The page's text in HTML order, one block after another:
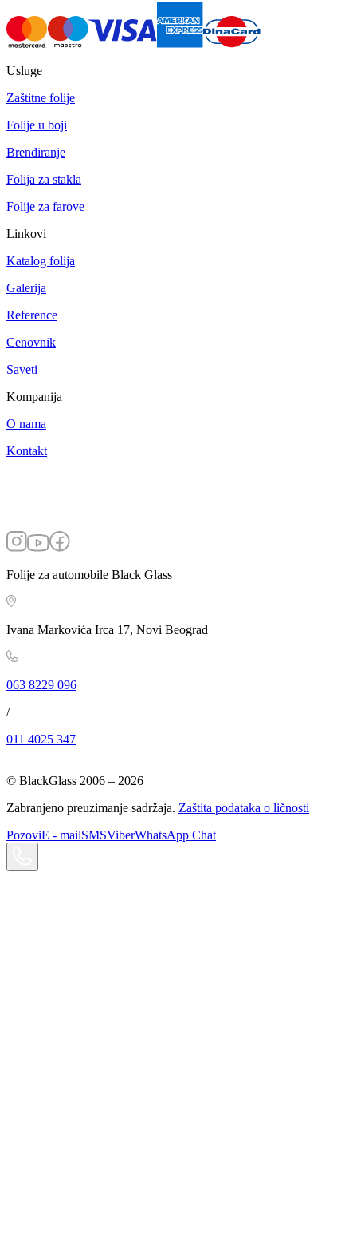
Usluge
Zaštitne folije
Folije u boji
Brendiranje
Folija za stakla
Folije za farove
Linkovi
Katalog folija
Galerija
Reference
Cenovnik
Saveti
Kompanija
O nama
Kontakt
Folije za automobile Black Glass
Ivana Markovića Irca 17, Novi Beograd
063 8229 096
/
011 4025 347
© BlackGlass 2006 – 2026
Zabranjeno preuzimanje sadržaja. Zaštita podataka o ličnosti
PozoviE - mailSMSViberWhatsApp Chat